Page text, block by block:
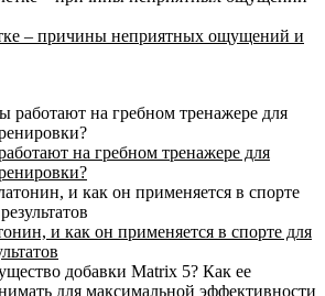
– причины неприятных ощущений и
на гребном тренажере для
и как он применяется в спорте для